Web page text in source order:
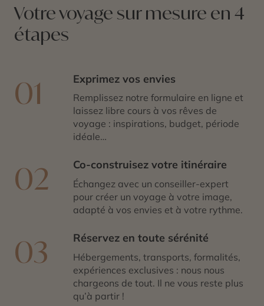
Votre voyage sur mesure en 4
étapes
01 Exprimez vos envies
Remplissez notre formulaire en ligne et
laissez libre cours à vos rêves de
voyage : inspirations, budget, période
idéale…
02 Co-construisez votre itinéraire
Échangez avec un conseiller-expert
pour créer un voyage à votre image,
adapté à vos envies et à votre rythme.
03 Réservez en toute sérénité
Hébergements, transports, formalités,
expériences exclusives : nous nous
chargeons de tout. Il ne vous reste plus
qu’à partir !